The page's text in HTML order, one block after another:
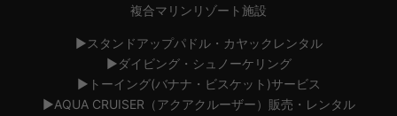
複合マリンリゾート施設
▶︎スタンドアップパドル・カヤックレンタル
▶︎ダイビング・シュノーケリング
▶︎トーイング(バナナ・ビスケット)サービス
▶︎AQUA CRUISER（アクアクルーザー）販売・レンタル